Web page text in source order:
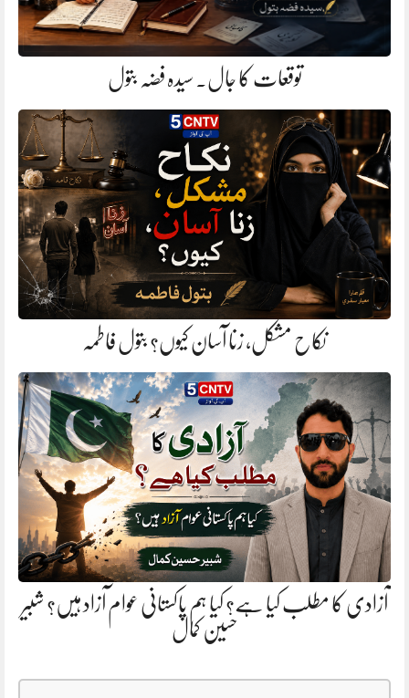
توقعات کا جال. سیدہ فضہ بتول
نکاح مشکل، زنا آسان کیوں؟ بتول فاطمہ
آزادی کا مطلب کیا ہے؟ کیا ہم پاکستانی عوام آزاد ہیں؟ شبیر
حسین کمال